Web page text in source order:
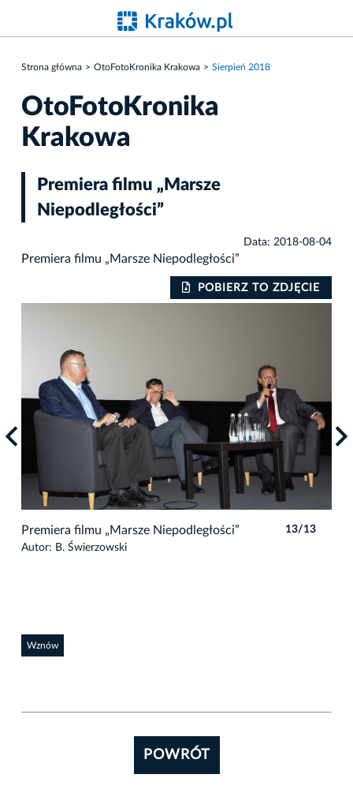
Strona główna OtoFotoKronika Krakowa Sierpień 2018
OtoFotoKronika
Krakowa
Premiera filmu „Marsze
Niepodległości”
Data: 2018-08-04
Premiera filmu „Marsze Niepodległości”
POBIERZ TO ZDJĘCIE
Premiera filmu „Marsze Niepodległości”
Autor: B. Świerzowski
13/13
Wznów
POWRÓT